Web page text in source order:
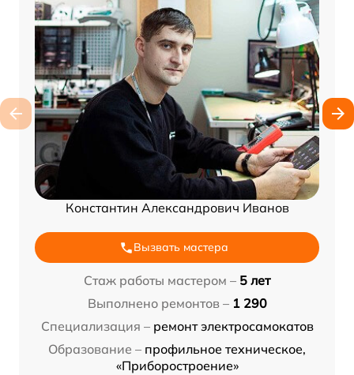
Константин Александрович Иванов
Вызвать мастера
Стаж работы мастером – 5 лет
Выполнено ремонтов – 1 290
Специализация – ремонт электросамокатов
Образование – профильное техническое,
«Приборостроение»